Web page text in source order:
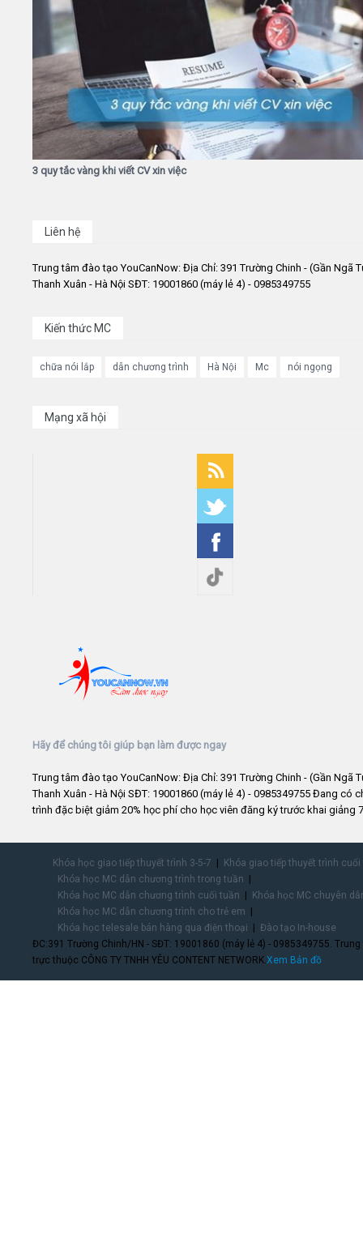
3 quy tắc vàng khi viết CV xin việc
Liên hệ
Trung tâm đào tạo YouCanNow: Địa Chỉ: 391 Trường Chinh - (Gần Ngã
Thanh Xuân - Hà Nội SĐT: 19001860 (máy lẻ 4) - 0985349755
Kiến thức MC
chữa nói lắp dẫn chương trình Hà Nội Mc nói ngọng
Mạng xã hội
Hãy để chúng tôi giúp bạn làm được ngay
Trung tâm đào tạo YouCanNow: Địa Chỉ: 391 Trường Chinh - (Gần Ngã
Thanh Xuân - Hà Nội SĐT: 19001860 (máy lẻ 4) - 0985349755 Đang có
trình đặc biệt giảm 20% học phí cho học viên đăng ký trước khai giảng
Khóa học giao tiếp thuyết trình 3-5-7
Khóa giao tiếp thuyết trình
Khóa học MC dẫn chương trình trong tuần
Khóa học MC dẫn chương trình cuối tuần
Khóa học MC chuyên
Khóa học MC dẫn chương trình cho trẻ em
Khóa học telesale bán hàng qua điện thoại
Đào tạo In-house
ĐC:391 Trường Chinh/HN - SĐT: 19001860 (máy lẻ 4) - 0985349755.
trực thuộc CÔNG TY TNHH YÊU CONTENT NETWORK.Xem Bản đồ